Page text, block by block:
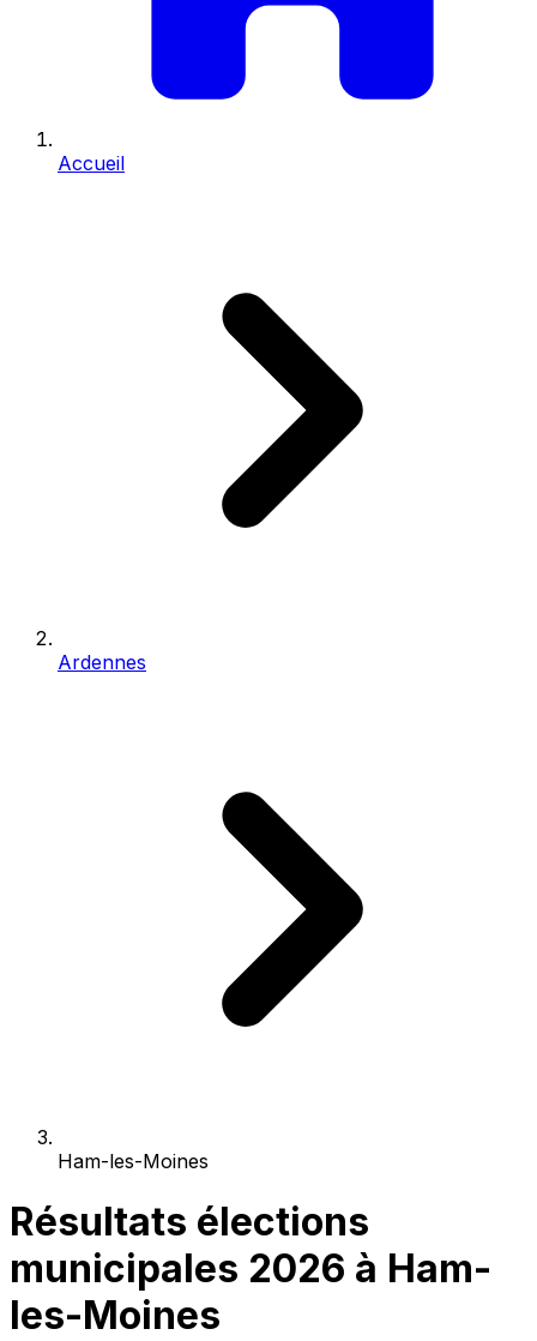
Accueil
Ardennes
Ham-les-Moines
Résultats élections
municipales 2026 à Ham-
les-Moines